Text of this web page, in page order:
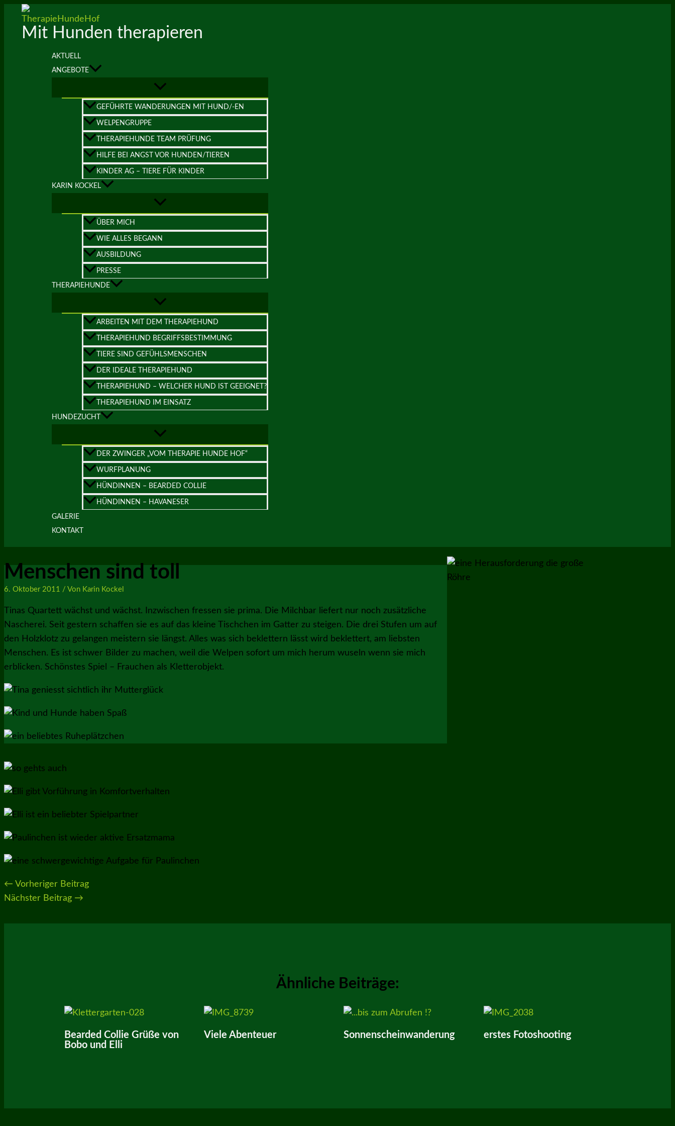
Inhalt
springenMit Hunden therapieren
AKTUELL
ANGEBOTE
GEFÜHRTE WANDERUNGEN MIT HUND/-EN
WELPENGRUPPE
THERAPIEHUNDE TEAM PRÜFUNG
HILFE BEI ANGST VOR HUNDEN/TIEREN
KINDER AG – TIERE FÜR KINDER
KARIN KOCKEL
ÜBER MICH
WIE ALLES BEGANN
AUSBILDUNG
PRESSE
THERAPIEHUNDE
ARBEITEN MIT DEM THERAPIEHUND
THERAPIEHUND BEGRIFFSBESTIMMUNG
TIERE SIND GEFÜHLSMENSCHEN
DER IDEALE THERAPIEHUND
THERAPIEHUND – WELCHER HUND IST GEEIGNET?
THERAPIEHUND IM EINSATZ
HUNDEZUCHT
DER ZWINGER „VOM THERAPIE HUNDE HOF“
WURFPLANUNG
HÜNDINNEN – BEARDED COLLIE
HÜNDINNEN – HAVANESER
GALERIE
KONTAKT
Menschen sind toll
6. Oktober 2011 / Von Karin Kockel
Tinas Quartett wächst und wächst. Inzwischen fressen sie prima. Die Milchbar liefert nur noch zusätzliche
Nascherei. Seit gestern schaffen sie es auf das kleine Tischchen im Gatter zu steigen. Die drei Stufen um auf
den Holzklotz zu gelangen meistern sie längst. Alles was sich beklettern lässt wird beklettert, am liebsten
Menschen. Es ist schwer Bilder zu machen, weil die Welpen sofort um mich herum wuseln wenn sie mich
erblicken. Schönstes Spiel – Frauchen als Kletterobjekt.
← Vorheriger Beitrag
Nächster Beitrag →
Ähnliche Beiträge:
Bearded Collie Grüße von
Bobo und Elli
Viele Abenteuer Sonnenscheinwanderung erstes Fotoshooting